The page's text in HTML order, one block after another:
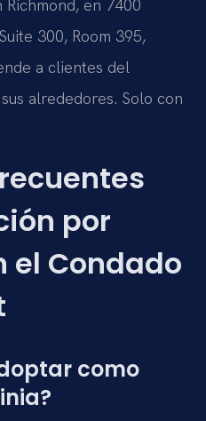
en 7400
300, Room 395,
a clientes del
alrededores. Solo con
por
el Condado
como